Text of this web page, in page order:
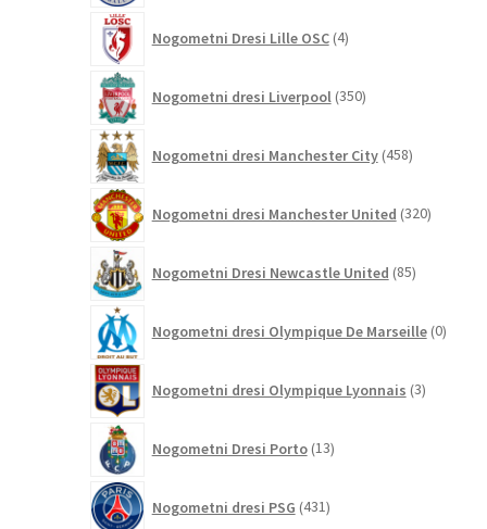
Nogometni Dresi Lille OSC 4izdelki
Nogometni dresi Liverpool 350izdelkov
Nogometni dresi Manchester City 458izdelkov
Nogometni dresi Manchester United 320izdelkov
Nogometni Dresi Newcastle United 85izdelkov
Nogometni dresi Olympique De Marseille 0
Nogometni dresi Olympique Lyonnais 3izdelki
Nogometni Dresi Porto 13izdelkov
Nogometni dresi PSG 431izdelkov